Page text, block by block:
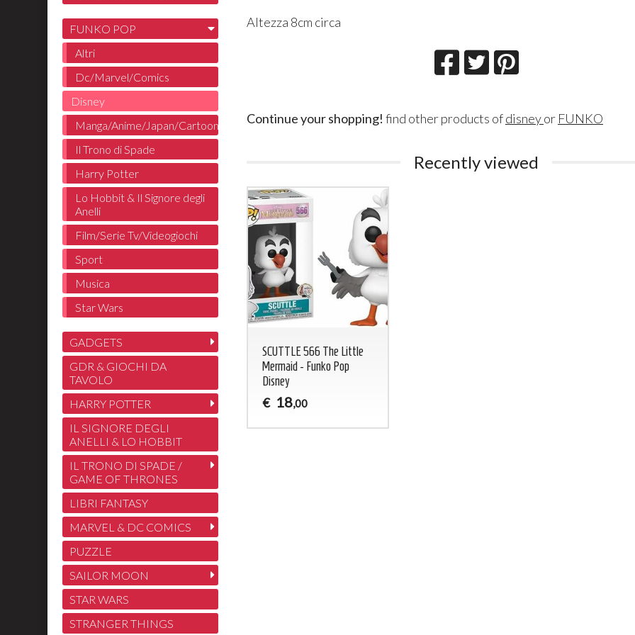
Altezza 8cm circa
Continue your shopping! find other products ofdisneyor FUNKO
Recently viewed
SCUTTLE 566 The Little
Mermaid - Funko Pop
Disney
€ 18,00
FUNKO POP
Altri
Dc/Marvel/Comics
Disney
Manga/Anime/Japan/Cartoon
Il Trono di Spade
Harry Potter
Lo Hobbit & Il Signore degli
Anelli
Film/Serie Tv/Videogiochi
Sport
Musica
Star Wars
GADGETS
GDR & GIOCHI DA
TAVOLO
HARRY POTTER
IL SIGNORE DEGLI
ANELLI & LO HOBBIT
IL TRONO DI SPADE /
GAME OF THRONES
LIBRI FANTASY
MARVEL & DC COMICS
PUZZLE
SAILOR MOON
STAR WARS
STRANGER THINGS